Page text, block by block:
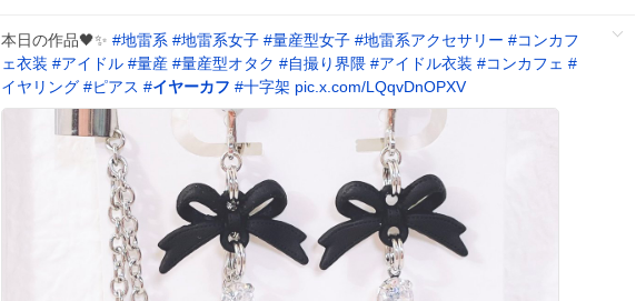
本日の作品🖤✨ #地雷系 #地雷系女子 #量産型女子 #地雷系アクセサリー #コンカフ
ェ衣装 #アイドル #量産 #量産型オタク #自撮り界隈 #アイドル衣装 #コンカフェ #
イヤリング #ピアス #イヤーカフ #十字架 pic.x.com/LQqvDnOPXV